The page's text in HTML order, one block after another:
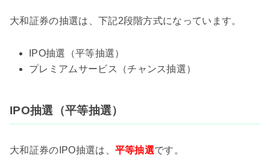
大和証券の抽選は、下記2段階方式になっています。
IPO抽選（平等抽選）
プレミアムサービス（チャンス抽選）
IPO抽選（平等抽選）
大和証券のIPO抽選は、 平等抽選です。